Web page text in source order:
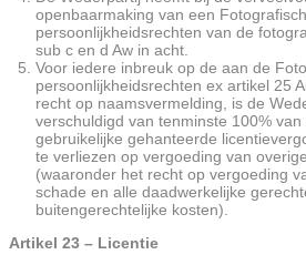
openbaarmaking van een
persoonlijkheidsrechten van de
sub c en d Aw in acht.
Voor iedere inbreuk op de aan de
persoonlijkheidsrechten ex artikel 25
recht op naamsvermelding, is de
verschuldigd van tenminste 100%
gebruikelijke gehanteerde
te verliezen op vergoeding van
(waaronder het recht op vergoeding
schade en alle daadwerkelijke
buitengerechtelijke kosten).
Artikel 23 – Licentie